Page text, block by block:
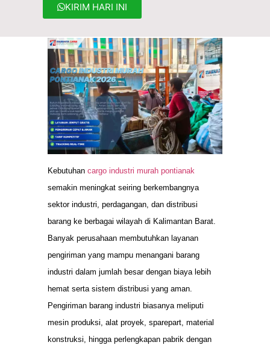
KIRIM HARI INI
Kebutuhan cargo industri murah pontianak
semakin meningkat seiring berkembangnya
sektor industri, perdagangan, dan distribusi
barang ke berbagai wilayah di Kalimantan Barat.
Banyak perusahaan membutuhkan layanan
pengiriman yang mampu menangani barang
industri dalam jumlah besar dengan biaya lebih
hemat serta sistem distribusi yang aman.
Pengiriman barang industri biasanya meliputi
mesin produksi, alat proyek, sparepart, material
konstruksi, hingga perlengkapan pabrik dengan